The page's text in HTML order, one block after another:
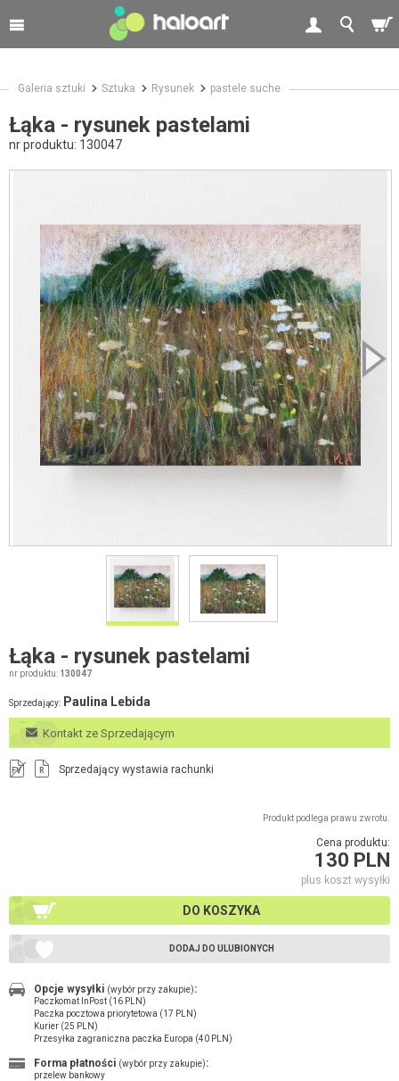
Galeria sztuki Sztuka Rysunek pastele suche
Łąka - rysunek pastelami
nr produktu: 130047
Łąka - rysunek pastelami
nr produktu: 130047
Sprzedający: Paulina Lebida
Kontakt ze Sprzedającym
FV R Sprzedający wystawia rachunki
Produkt podlega prawu zwrotu.
Cena produktu:
130 PLN
plus koszt wysyłki
DO KOSZYKA
DODAJ DO ULUBIONYCH
Opcje wysyłki (wybór przy zakupie):
Paczkomat InPost (16 PLN)
Paczka pocztowa priorytetowa (17 PLN)
Kurier (25 PLN)
Przesyłka zagraniczna paczka Europa (40 PLN)
Forma płatności (wybór przy zakupie):
przelew bankowy